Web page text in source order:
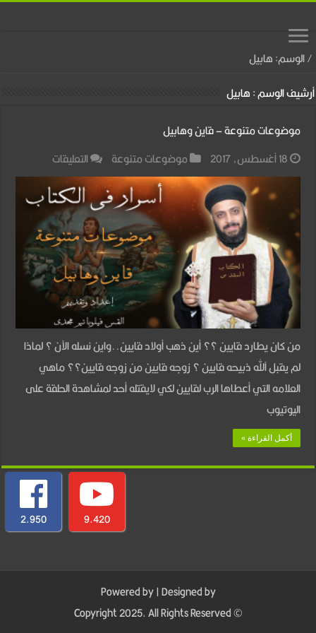
/الوسم:هابيل
أرشيف الوسم :هابيل
موضوعات متنوعة – قاين وهابيل
18 أغسطس، 2017
موضوعات متنوعة التعليقات
موضوعات
متنوعة
–
قاين
وهابيل
مغلقة
من كان يطارد قايين ؟؟ أين ذهب أولاد قايين..واين نسله الآن ؟ لماذا
لم يقبل آلله ذبيحه قايين ؟ زوجه قايين من زوجه قايين؟؟ ماهي
العلامه التي أعطاها الرب لقايين لكي لايقتله أحد لمشاهدة الحلقة على
اليوتيوب
أكمل القراءة »
2,950 9,420
Powered by| Designed by
© Copyright 2025, All Rights Reserved